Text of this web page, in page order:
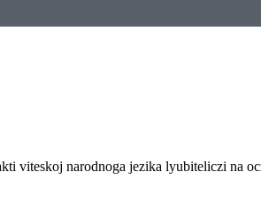
viteskoj narodnoga jezika lyubiteliczi na